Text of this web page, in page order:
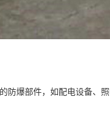
防爆部件，如配电设备、